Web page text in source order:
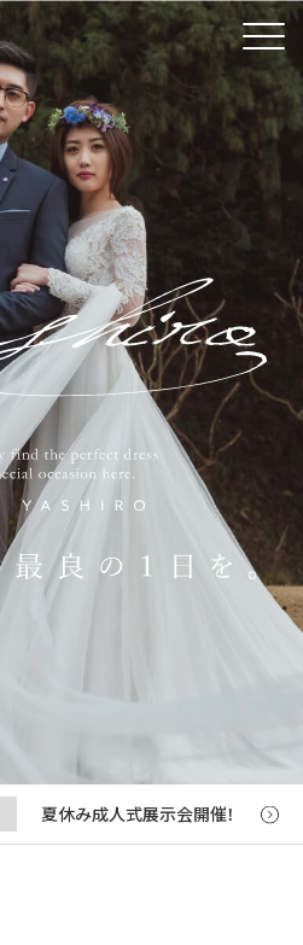
夏休み成人式展示会開催！